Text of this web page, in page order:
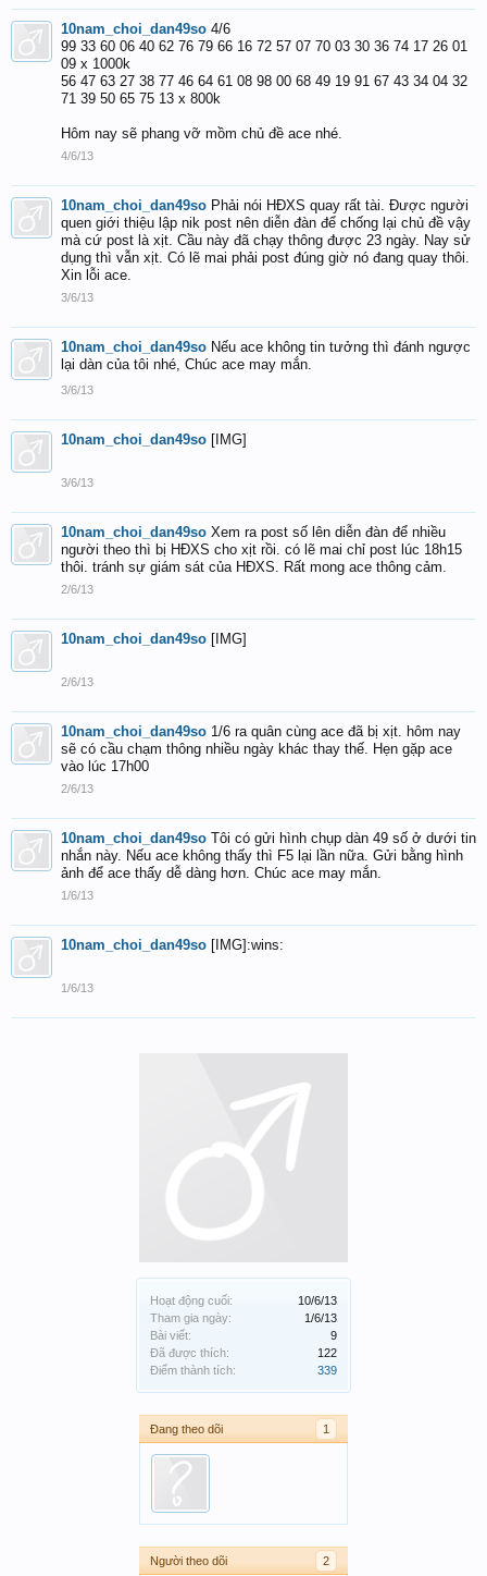
Hoạt động cuối:
10/6/13
Tham gia ngày:
1/6/13
Bài viết:
9
Đã được thích:
122
Điểm thành tích:
339
Đang theo dõi 1
Người theo dõi 2
10nam_choi_dan49so 4/6
99 33 60 06 40 62 76 79 66 16 72 57 07 70 03 30 36 74 17 26 01
09 x 1000k
56 47 63 27 38 77 46 64 61 08 98 00 68 49 19 91 67 43 34 04 32
71 39 50 65 75 13 x 800k
Hôm nay sẽ phang vỡ mồm chủ đề ace nhé.
4/6/13
10nam_choi_dan49so Phải nói HĐXS quay rất tài. Được người
quen giới thiệu lập nik post nên diễn đàn để chống lại chủ đề vậy
mà cứ post là xịt. Cầu này đã chạy thông được 23 ngày. Nay sử
dụng thì vẫn xịt. Có lẽ mai phải post đúng giờ nó đang quay thôi.
Xin lỗi ace.
3/6/13
10nam_choi_dan49so Nếu ace không tin tưởng thì đánh ngược
lại dàn của tôi nhé, Chúc ace may mắn.
3/6/13
10nam_choi_dan49so [IMG]
3/6/13
10nam_choi_dan49so Xem ra post số lên diễn đàn để nhiều
người theo thì bị HĐXS cho xịt rồi. có lẽ mai chỉ post lúc 18h15
thôi. tránh sự giám sát của HĐXS. Rất mong ace thông cảm.
2/6/13
10nam_choi_dan49so [IMG]
2/6/13
10nam_choi_dan49so 1/6 ra quân cùng ace đã bị xịt. hôm nay
sẽ có cầu chạm thông nhiều ngày khác thay thế. Hẹn gặp ace
vào lúc 17h00
2/6/13
10nam_choi_dan49so Tôi có gửi hình chụp dàn 49 số ở dưới tin
nhắn này. Nếu ace không thấy thì F5 lại lần nữa. Gửi bằng hình
ảnh để ace thấy dễ dàng hơn. Chúc ace may mắn.
1/6/13
10nam_choi_dan49so [IMG]:wins:
1/6/13